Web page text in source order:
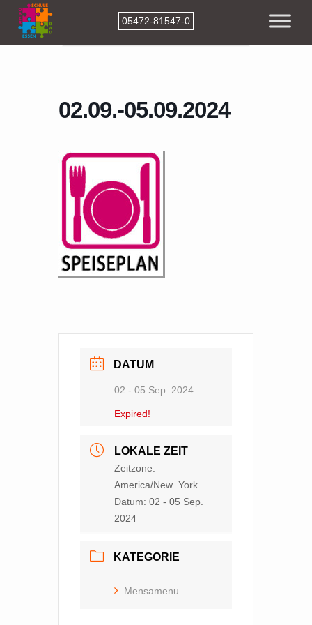
05472-81547-0
Events 02.09.-05.09.2024
02.09.-05.09.2024
DATUM
02 - 05 Sep. 2024
Expired!
LOKALE ZEIT
Zeitzone:
America/New_York
Datum: 02 - 05 Sep.
2024
KATEGORIE
Mensamenu